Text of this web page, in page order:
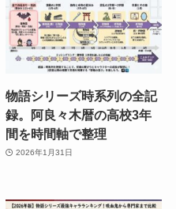
物語シリーズ時系列の全記
録。阿良々木暦の高校3年
間を時間軸で整理
2026年1月31日